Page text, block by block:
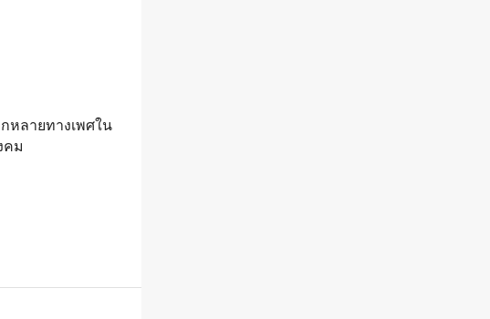
หลายทางเพศใน
คม